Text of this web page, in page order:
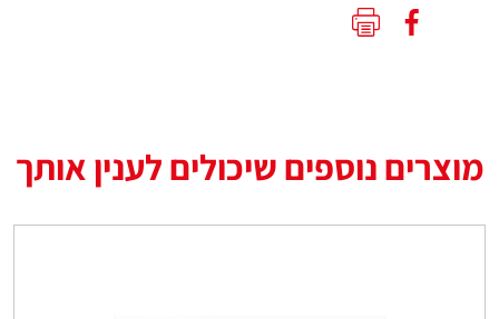
מוצרים נוספים שיכולים לענין אותך